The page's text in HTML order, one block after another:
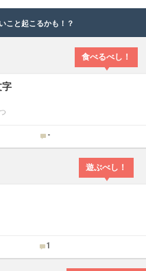
こと起こるかも！？
食べるべし！
字
-
遊ぶべし！
1